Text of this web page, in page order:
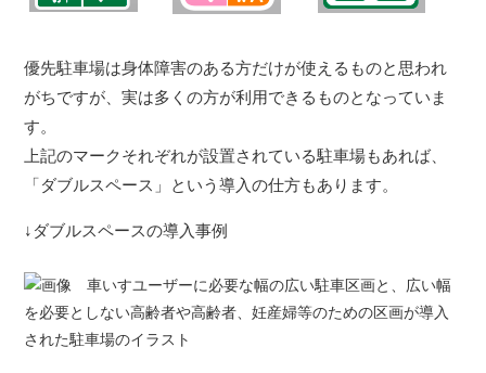
優先駐車場は身体障害のある方だけが使えるものと思われ
がちですが、実は多くの方が利用できるものとなっていま
す。
上記のマークそれぞれが設置されている駐車場もあれば、
「ダブルスペース」という導入の仕方もあります。
↓ダブルスペースの導入事例